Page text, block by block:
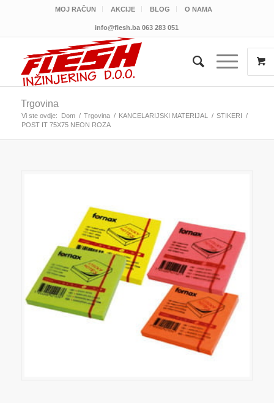
MOJ RAČUN AKCIJE BLOG O NAMA
info@flesh.ba 063 283 051
Trgovina
Vi ste ovdje: Dom / Trgovina / KANCELARIJSKI MATERIJAL / STIKERI /
POST IT 75X75 NEON ROZA